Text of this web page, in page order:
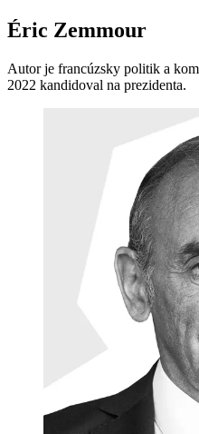
Éric Zemmour
Autor je francúzsky politik a
2022 kandidoval na prezidenta.